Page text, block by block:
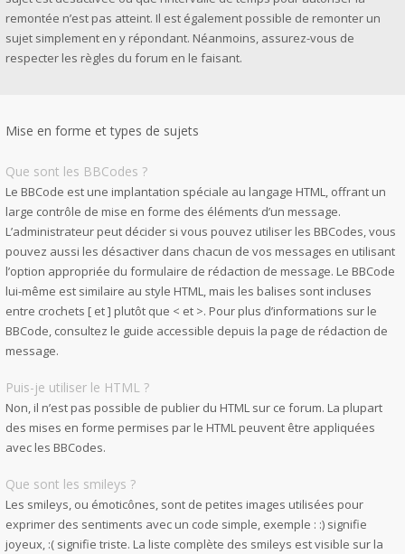
remontée n’est pas atteint. Il est également possible de remonter un
sujet simplement en y répondant. Néanmoins, assurez-vous de
respecter les règles du forum en le faisant.
Mise en forme et types de sujets
Que sont les BBCodes ?
Le BBCode est une implantation spéciale au langage HTML, offrant un
large contrôle de mise en forme des éléments d’un message.
L’administrateur peut décider si vous pouvez utiliser les BBCodes, vous
pouvez aussi les désactiver dans chacun de vos messages en utilisant
l’option appropriée du formulaire de rédaction de message. Le BBCode
lui-même est similaire au style HTML, mais les balises sont incluses
entre crochets [ et ] plutôt que < et >. Pour plus d’informations sur le
BBCode, consultez le guide accessible depuis la page de rédaction de
message.
Puis-je utiliser le HTML ?
Non, il n’est pas possible de publier du HTML sur ce forum. La plupart
des mises en forme permises par le HTML peuvent être appliquées
avec les BBCodes.
Que sont les smileys ?
Les smileys, ou émoticônes, sont de petites images utilisées pour
exprimer des sentiments avec un code simple, exemple : :) signifie
joyeux, :( signifie triste. La liste complète des smileys est visible sur la